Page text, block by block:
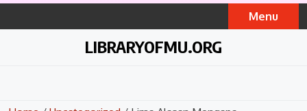
Skip
Menu
LIBRARYOFMU.ORG